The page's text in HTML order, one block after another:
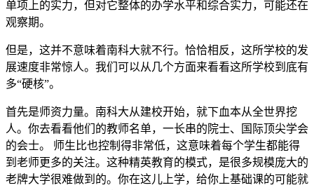
单项上的实力，但对它整体的办学水平和综合实力，可能还在
观察期。
但是，这并不意味着南科大就不行。恰恰相反，这所学校的发
展速度非常惊人。我们可以从几个方面来看看这所学校到底有
多“硬核”。
首先是师资力量。南科大从建校开始，就下血本从全世界挖
人。你去看看他们的教师名单，一长串的院士、国际顶尖学会
的会士。 师生比也控制得非常低，这意味着每个学生都能得
到老师更多的关注。这种精英教育的模式，是很多规模庞大的
老牌大学很难做到的。你在这儿上学，给你上基础课的可能就